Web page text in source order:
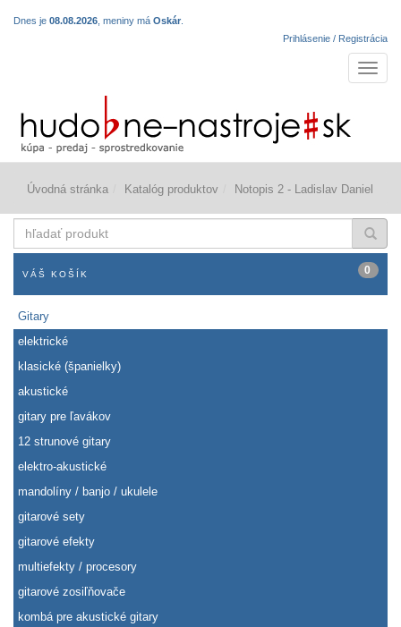
Dnes je 08.08.2026 , meniny má Oskár
Prihlásenie / Registrácia
Úvodná stránka Katalóg produktov Notopis 2 - Ladislav Daniel
produkt
VÁŠ KOŠÍK 0
Gitary
elektrické
klasické (španielky)
akustické
gitary pre ľavákov
12 strunové gitary
elektro-akustické
mandolíny / banjo / ukulele
gitarové sety
gitarové efekty
multiefekty / procesory
gitarové zosiľňovače
kombá pre akustické gitary